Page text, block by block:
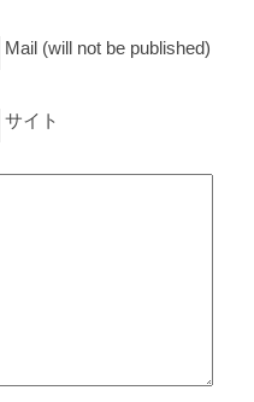
Mail (will not be published)
サイト